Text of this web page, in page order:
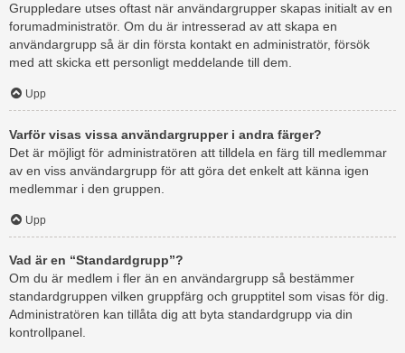
Gruppledare utses oftast när användargrupper skapas initialt av en
forumadministratör. Om du är intresserad av att skapa en
användargrupp så är din första kontakt en administratör, försök
med att skicka ett personligt meddelande till dem.
Upp
Varför visas vissa användargrupper i andra färger?
Det är möjligt för administratören att tilldela en färg till medlemmar
av en viss användargrupp för att göra det enkelt att känna igen
medlemmar i den gruppen.
Upp
Vad är en “Standardgrupp”?
Om du är medlem i fler än en användargrupp så bestämmer
standardgruppen vilken gruppfärg och grupptitel som visas för dig.
Administratören kan tillåta dig att byta standardgrupp via din
kontrollpanel.